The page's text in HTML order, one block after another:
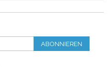
ABONNIEREN